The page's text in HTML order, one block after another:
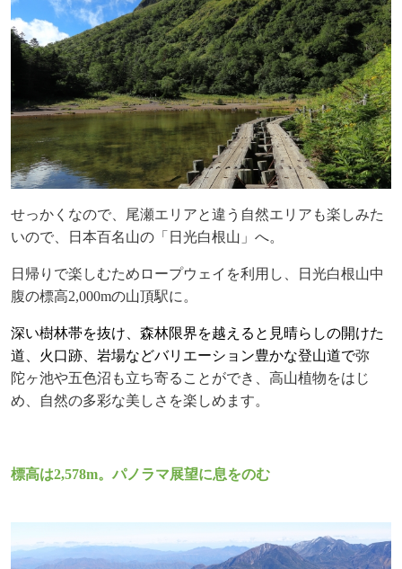
せっかくなので、尾瀬エリアと違う自然エリアも楽しみた
いので、日本百名山の「日光白根山」へ。
日帰りで楽しむためロープウェイを利用し、日光白根山中
腹の標高2,000mの山頂駅に。
深い樹林帯を抜け、森林限界を越えると見晴らしの開けた
道、火口跡、岩場などバリエーション豊かな登山道で弥
陀ヶ池や五色沼も立ち寄ることができ、高山植物をはじ
め、自然の多彩な美しさを楽しめます。
標高は2,578m。パノラマ展望に息をのむ